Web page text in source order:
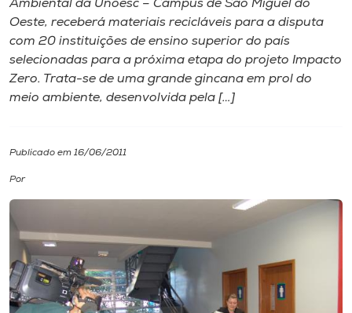
Internacionalização
I.nova
Diplomados
Cultura
CPA
Biblioteca
Ambiental da Unoesc – Campus de São Miguel do
Oeste, receberá materiais recicláveis para a disputa
com 20 instituições de ensino superior do país
selecionadas para a próxima etapa do projeto Impacto
Zero. Trata-se de uma grande gincana em prol do
meio ambiente, desenvolvida pela […]
Publicado em 16/06/2011
Por